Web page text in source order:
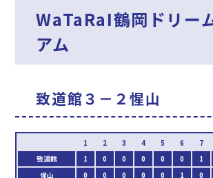
WaTaRaI鶴岡ドリー
アム
致道館３－２惺山
致道館 1 0 0 0 0 0 1
惺山
0 0 0 0 0 1 0